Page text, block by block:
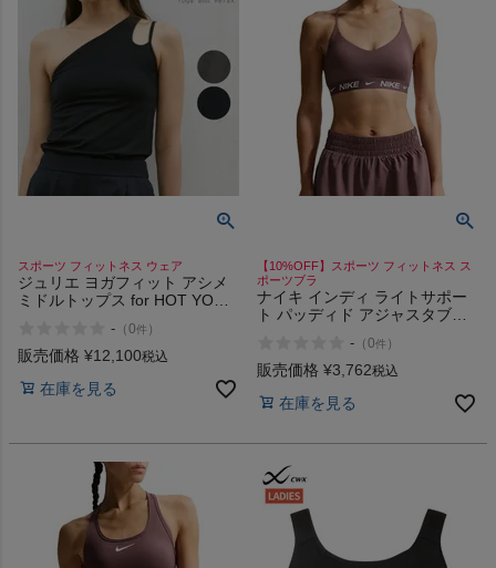
スポーツ フィットネス ウェア
ジュリエ ヨガフィット アシメ
ミドルトップス for HOT YOGA
- （0件 ）
販売価格 ¥12,100税込
在庫を見る
【10%OFF】スポーツ フィットネス ス
ポーツブラ
ナイキ インディ ライトサポー
ト パッディド アジャスタブル
Support Padded Adjustable
Sports Bra
- （0件 ）
販売価格 ¥3,762税込
在庫を見る